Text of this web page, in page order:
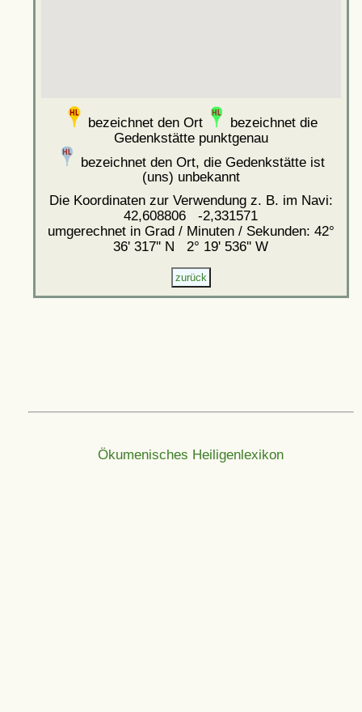
bezeichnet den Ort
bezeichnet die
Gedenkstätte punktgenau
bezeichnet den Ort, die Gedenkstätte ist
(uns) unbekannt
Die Koordinaten zur Verwendung z. B. im Navi:
42,608806 -2,331571
umgerechnet in Grad / Minuten / Sekunden: 42°
36' 317'' N 2° 19' 536'' W
Ökumenisches Heiligenlexikon